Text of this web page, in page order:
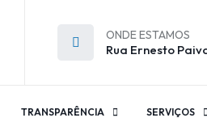
ONDE ESTAMOS
Rua Ernesto
TRANSPARÊNCIA SERVIÇOS